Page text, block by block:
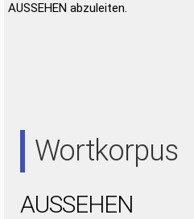
AUSSEHEN abzuleiten.
Wortkorpus
AUSSEHEN